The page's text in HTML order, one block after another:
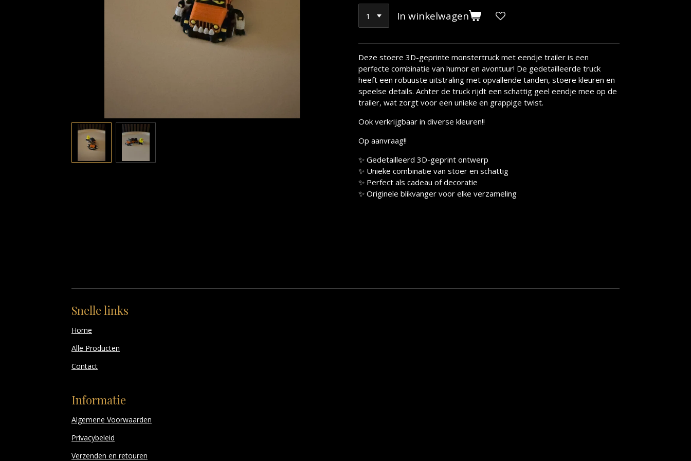
In winkelwagen
Deze stoere 3D-geprinte monstertruck met eendje trailer is een
perfecte combinatie van humor en avontuur! De gedetailleerde truck
heeft een robuuste uitstraling met opvallende tanden, stoere kleuren en
speelse details. Achter de truck rijdt een schattig geel eendje mee op de
trailer, wat zorgt voor een unieke en grappige twist.
Ook verkrijgbaar in diverse kleuren!!
Op aanvraag!!
✨ Gedetailleerd 3D-geprint ontwerp
✨ Unieke combinatie van stoer en schattig
✨ Perfect als cadeau of decoratie
✨ Originele blikvanger voor elke verzameling
Snelle links
Home
Alle Producten
Contact
Informatie
Algemene Voorwaarden
Privacybeleid
Verzenden en retouren